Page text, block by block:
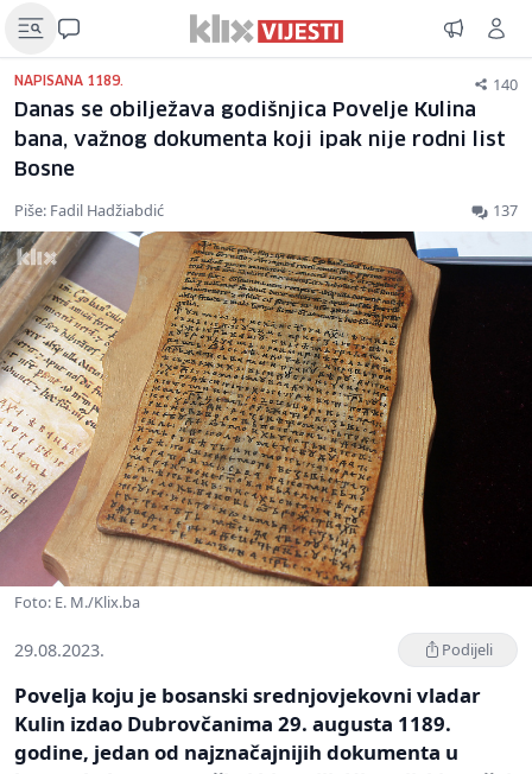
NAPISANA 1189. 140
Danas se obilježava godišnjica Povelje Kulina
bana, važnog dokumenta koji ipak nije rodni list
Bosne
Piše: Fadil Hadžiabdić 137
Foto: E. M./Klix.ba
29.08.2023. Podijeli
Povelja koju je bosanski srednjovjekovni vladar
Kulin izdao Dubrovčanima 29. augusta 1189.
godine, jedan od najznačajnijih dokumenta u